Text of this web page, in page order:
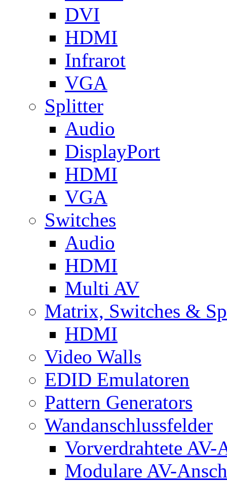
DVI
HDMI
Infrarot
VGA
Splitter
Audio
DisplayPort
HDMI
VGA
Switches
Audio
HDMI
Multi AV
Matrix, Switches &
HDMI
Video Walls
EDID Emulatoren
Pattern Generators
Wandanschlussfelder
Vorverdrahtete AV-
Modulare AV-